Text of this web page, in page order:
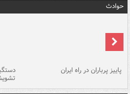
حوادث
پاییز پرباران در راه ایران